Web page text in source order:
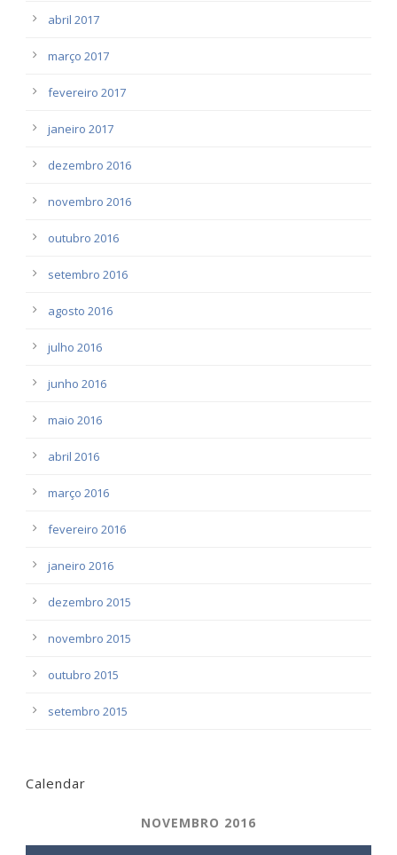
abril 2017
março 2017
fevereiro 2017
janeiro 2017
dezembro 2016
novembro 2016
outubro 2016
setembro 2016
agosto 2016
julho 2016
junho 2016
maio 2016
abril 2016
março 2016
fevereiro 2016
janeiro 2016
dezembro 2015
novembro 2015
outubro 2015
setembro 2015
Calendar
NOVEMBRO 2016